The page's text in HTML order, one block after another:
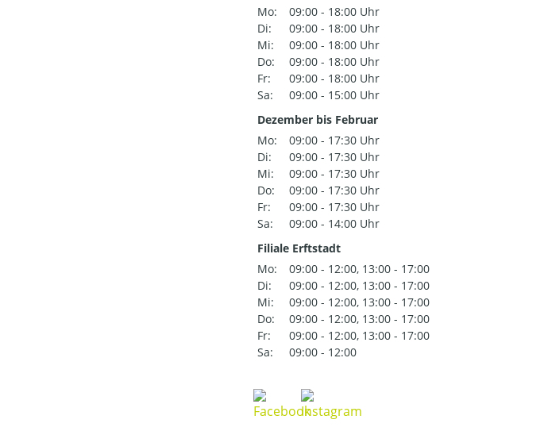
Mo:
09:00 - 18:00 Uhr
Di:
09:00 - 18:00 Uhr
Mi:
09:00 - 18:00 Uhr
Do:
09:00 - 18:00 Uhr
Fr:
09:00 - 18:00 Uhr
Sa:
09:00 - 15:00 Uhr
Dezember bis Februar
Mo:
09:00 - 17:30 Uhr
Di:
09:00 - 17:30 Uhr
Mi:
09:00 - 17:30 Uhr
Do:
09:00 - 17:30 Uhr
Fr:
09:00 - 17:30 Uhr
Sa:
09:00 - 14:00 Uhr
Filiale Erftstadt
Mo:
09:00 - 12:00, 13:00 - 17:00
Di:
09:00 - 12:00, 13:00 - 17:00
Mi:
09:00 - 12:00, 13:00 - 17:00
Do:
09:00 - 12:00, 13:00 - 17:00
Fr:
09:00 - 12:00, 13:00 - 17:00
Sa:
09:00 - 12:00